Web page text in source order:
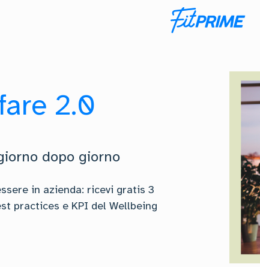
2.0
dopo giorno
in azienda: ricevi gratis 3
practices e KPI del Wellbeing